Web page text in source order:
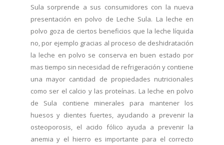
Sula sorprende a sus consumidores con la nueva
presentación en polvo de Leche Sula. La leche en
polvo goza de ciertos beneficios que la leche líquida
no, por ejemplo gracias al proceso de deshidratación
la leche en polvo se conserva en buen estado por
mas tiempo sin necesidad de refrigeración y contiene
una mayor cantidad de propiedades nutricionales
como ser el calcio y las proteínas. La leche en polvo
de Sula contiene minerales para mantener los
huesos y dientes fuertes, ayudando a prevenir la
osteoporosis, el acido fólico ayuda a prevenir la
anemia y el hierro es importante para el correcto